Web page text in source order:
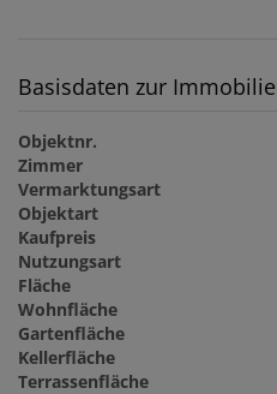
Basisdaten zur Immobilie
Objektnr.
Zimmer
Vermarktungsart
Objektart
Kaufpreis
Nutzungsart
Fläche
Wohnfläche
Gartenfläche
Kellerfläche
Terrassenfläche